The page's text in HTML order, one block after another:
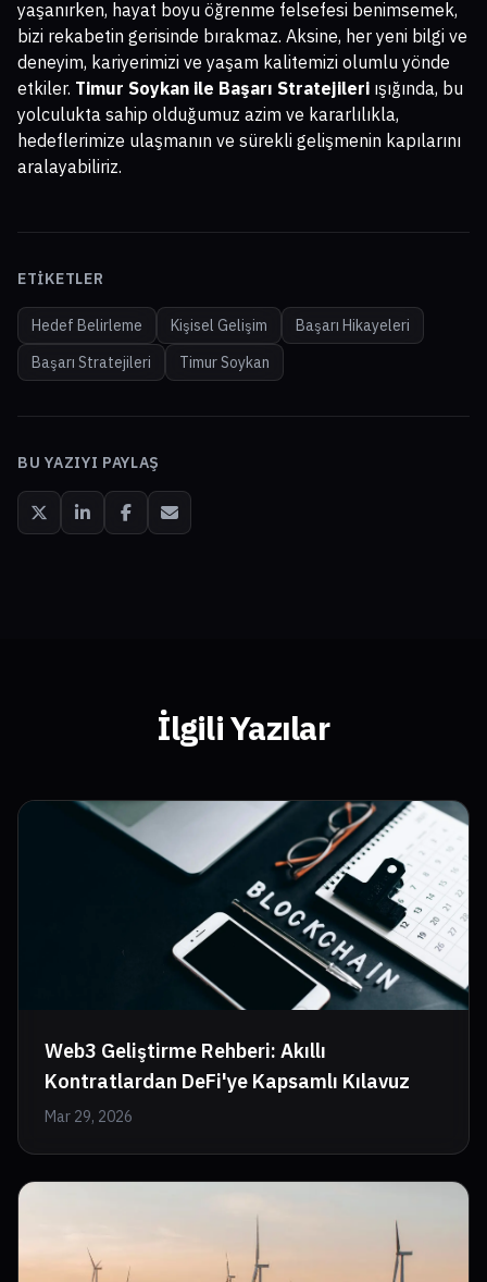
yaşanırken, hayat boyu öğrenme felsefesi benimsemek,
bizi rekabetin gerisinde bırakmaz. Aksine, her yeni bilgi ve
deneyim, kariyerimizi ve yaşam kalitemizi olumlu yönde
etkiler. Timur Soykan ile Başarı Stratejileri ışığında, bu
yolculukta sahip olduğumuz azim ve kararlılıkla,
hedeflerimize ulaşmanın ve sürekli gelişmenin kapılarını
aralayabiliriz.
ETIKETLER
Hedef Belirleme Kişisel Gelişim
Başarı Hikayeleri
Başarı Stratejileri
Timur Soykan
BU YAZIYI PAYLAŞ
İlgili Yazılar
Web3 Geliştirme Rehberi: Akıllı
Kontratlardan DeFi'ye Kapsamlı Kılavuz
Mar 29, 2026